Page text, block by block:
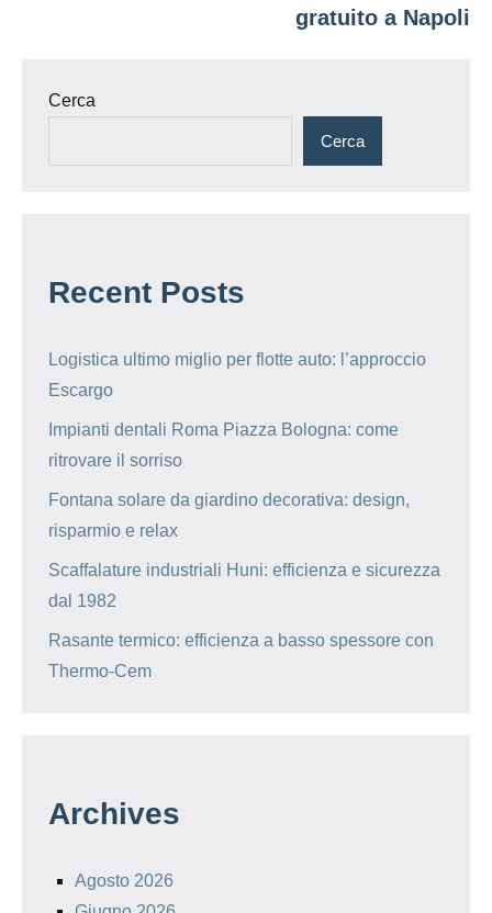
gratuito a Napoli
Cerca
Cerca
Recent Posts
Logistica ultimo miglio per flotte auto: l’approccio
Escargo
Impianti dentali Roma Piazza Bologna: come
ritrovare il sorriso
Fontana solare da giardino decorativa: design,
risparmio e relax
Scaffalature industriali Huni: efficienza e sicurezza
dal 1982
Rasante termico: efficienza a basso spessore con
Thermo-Cem
Archives
Agosto 2026